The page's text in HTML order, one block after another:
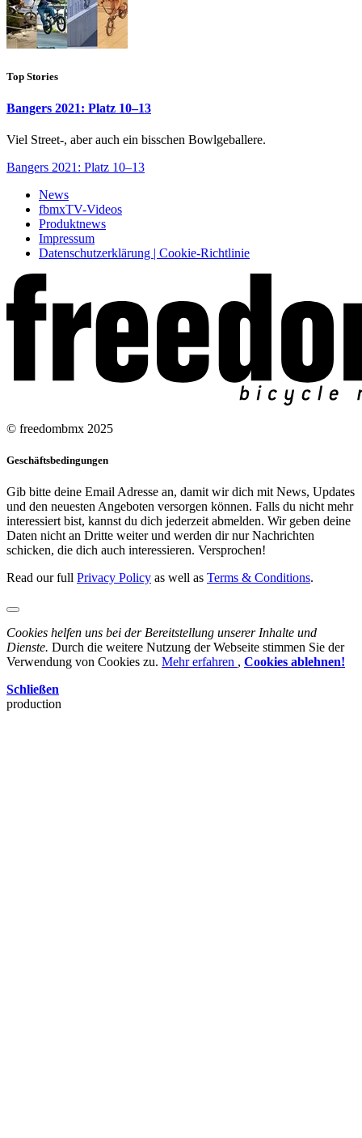
Top Stories
Bangers 2021: Platz 10–13
Viel Street-, aber auch ein bisschen Bowlgeballere.
Bangers 2021: Platz 10–13
News
fbmxTV-Videos
Produktnews
Impressum
Datenschutzerklärung | Cookie-Richtlinie
© freedombmx 2025
Geschäftsbedingungen
Gib bitte deine Email Adresse an, damit wir dich mit News, Updates
und den neuesten Angeboten versorgen können. Falls du nicht mehr
interessiert bist, kannst du dich jederzeit abmelden. Wir geben deine
Daten nicht an Dritte weiter und werden dir nur Nachrichten
schicken, die dich auch interessieren. Versprochen!
Read our full Privacy Policy as well as Terms & Conditions.
Cookies helfen uns bei der Bereitstellung unserer Inhalte und
Dienste. Durch die weitere Nutzung der Webseite stimmen Sie der
Verwendung von Cookies zu. Mehr erfahren , Cookies ablehnen!
Schließen
production